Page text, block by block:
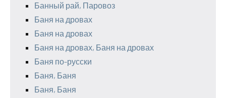
Банный рай, Паровоз
Баня на дровах
Баня на дровах
Баня на дровах, Баня на дровах
Баня по-русски
Баня, Баня
Баня, Баня